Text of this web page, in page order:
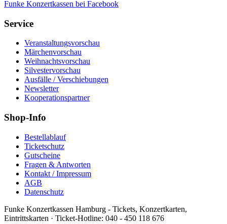
Funke Konzertkassen bei Facebook
Service
Veranstaltungsvorschau
Märchenvorschau
Weihnachtsvorschau
Silvestervorschau
Ausfälle / Verschiebungen
Newsletter
Kooperationspartner
Shop-Info
Bestellablauf
Ticketschutz
Gutscheine
Fragen & Antworten
Kontakt / Impressum
AGB
Datenschutz
Funke Konzertkassen Hamburg - Tickets, Konzertkarten,
Eintrittskarten · Ticket-Hotline: 040 - 450 118 676